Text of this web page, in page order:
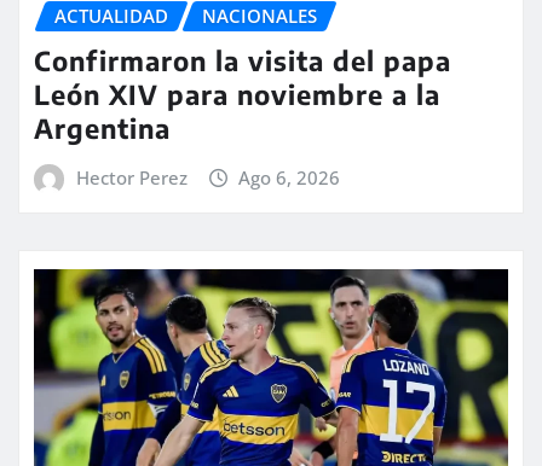
ACTUALIDAD NACIONALES
Confirmaron la visita del papa
León XIV para noviembre a la
Argentina
Hector Perez Ago 6, 2026